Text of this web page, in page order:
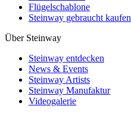
Flügelschablone
Steinway gebraucht kaufen
Über Steinway
Steinway entdecken
News & Events
Steinway Artists
Steinway Manufaktur
Videogalerie